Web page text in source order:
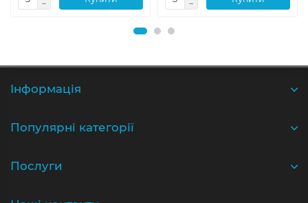
Iнформація
Популярні категорії
Послуги